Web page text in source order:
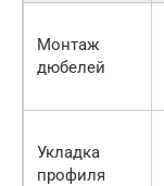
Монтаж
дюбелей
Укладка
профиля